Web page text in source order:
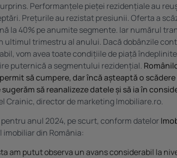
Performanțele pieței rezidențiale au
Prețurile au rezistat presiunii. Oferta a
la 40% pe anumite segmente. Iar numărul
ultimul trimestru al anului. Dacă dobânzile
vom avea toate condițiile de piață
puternică a segmentului rezidențial.
să cumpere, dar încă așteaptă o
să reanalizeze datele și să ia în
Crainic, director de marketing Imobiliare.ro.
anul 2024, pe scurt, conform datelor
din România:
am putut observa un avans considerabil la